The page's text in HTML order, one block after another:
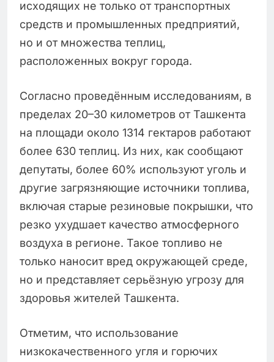
исходящих не только от транспортных
средств и промышленных предприятий,
но и от множества теплиц,
расположенных вокруг города.
Согласно проведённым исследованиям, в
пределах 20–30 километров от Ташкента
на площади около 1314 гектаров работают
более 630 теплиц. Из них, как сообщают
депутаты, более 60% используют уголь и
другие загрязняющие источники топлива,
включая старые резиновые покрышки, что
резко ухудшает качество атмосферного
воздуха в регионе. Такое топливо не
только наносит вред окружающей среде,
но и представляет серьёзную угрозу для
здоровья жителей Ташкента.
Отметим, что использование
низкокачественного угля и горючих